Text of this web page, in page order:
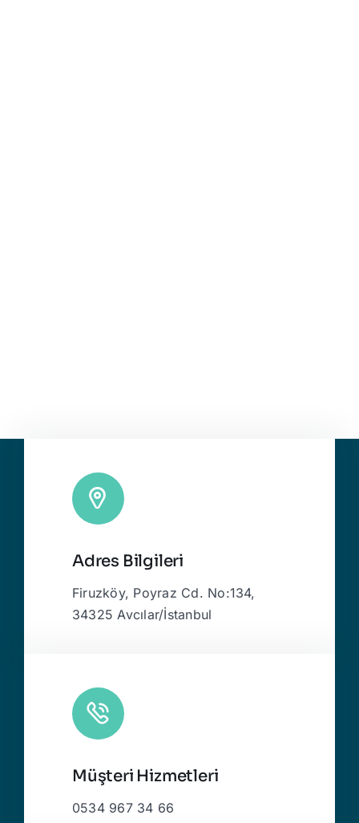
Adres Bilgileri
Firuzköy, Poyraz Cd. No:134,
34325 Avcılar/İstanbul
Müşteri Hizmetleri
0534 967 34 66